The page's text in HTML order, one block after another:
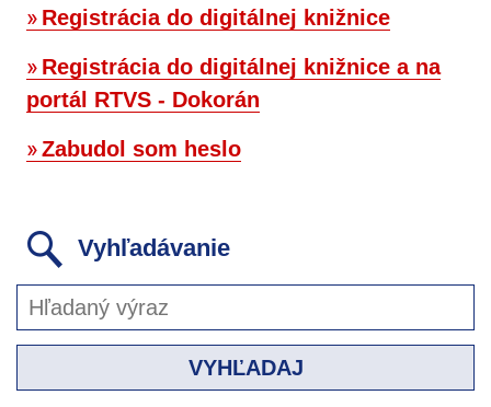
Registrácia do digitálnej knižnice
Registrácia do digitálnej knižnice a na
portál RTVS - Dokorán
Zabudol som heslo
Vyhľadávanie
VYHĽADAJ